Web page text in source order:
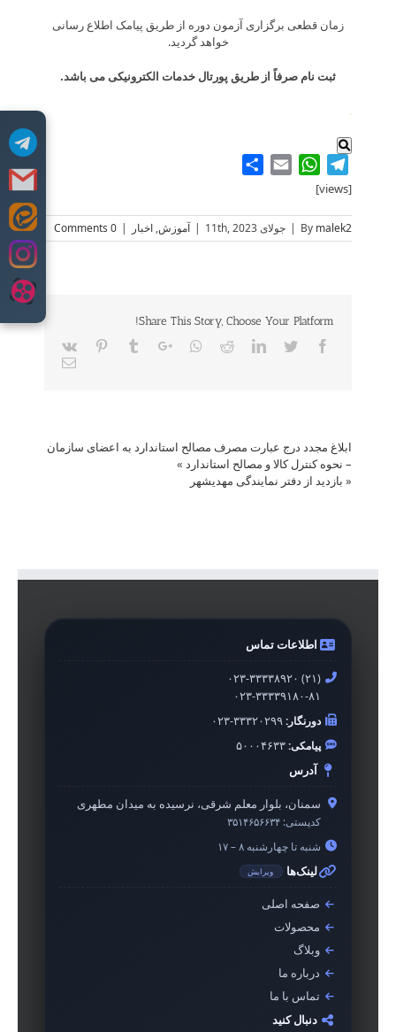
Skip
to
زمان قطعی برگزاری آزمون دوره از طریق پیامک اطلاع رسانی
خواهد گردید.
ثبت نام صرفاً از طریق پورتال خدمات الکترونیکی می باشد.
.
Telegram
WhatsApp
Email
[views]
By malek2
| جولای 11th, 2023 | آموزش,اخبار |
0 Comments
Share This Story, Choose Your Platform!
Facebook
Twitter
LinkedIn
Reddit
Whatsapp
Google+
Tumblr
Pinterest
Vk
Email
ابلاغ مجدد درج عبارت مصرف مصالح استاندارد به اعضای سازمان
– نحوه کنترل کالا و مصالح استاندارد »
« بازدید از دفتر نمایندگی مهدیشهر
اطلاعات تماس
۰۲۳-۳۳۳۳۸۹۲۰ (۲۱)
۰۲۳-۳۳۳۳۹۱۸۰-۸۱
دورنگار:۰۲۳-۳۳۳۲۰۲۹۹
پیامکی:۵۰۰۰۴۶۳۳
آدرس
سمنان، بلوار معلم شرقی، نرسیده به میدان مطهری
کدپستی: ۳۵۱۴۶۵۶۶۳۴
شنبه تا چهارشنبه ۸ – ۱۷
لینک‌ها ویرایش
صفحه اصلی
محصولات
وبلاگ
درباره ما
تماس با ما
دنبال کنید